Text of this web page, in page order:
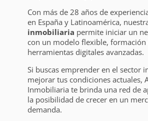
Con más de 28 años de
en España y Latinoamérica,
inmobiliaria permite iniciar un
con un modelo flexible, formación
herramientas digitales avanzadas.
Si buscas emprender en el sector
mejorar tus condiciones actuales,
Inmobiliaria te brinda una red de
la posibilidad de crecer en un
demanda.